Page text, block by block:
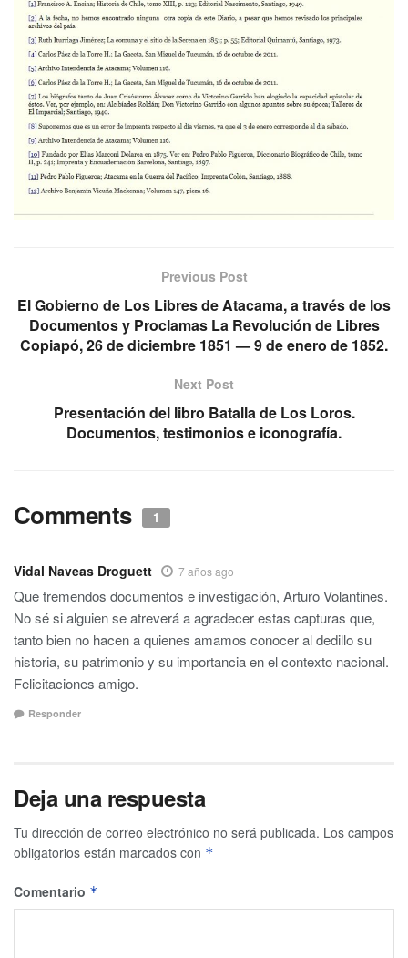
Previous Post
El Gobierno de Los Libres de Atacama, a través de los
Documentos y Proclamas La Revolución de Libres
Copiapó, 26 de diciembre 1851 — 9 de enero de 1852.
Next Post
Presentación del libro Batalla de Los Loros.
Documentos, testimonios e iconografía.
Comments 1
Vidal Naveas Droguett 7 años ago
Que tremendos documentos e investigación, Arturo Volantines.
No sé si alguien se atreverá a agradecer estas capturas que,
tanto bien no hacen a quienes amamos conocer al dedillo su
historia, su patrimonio y su importancia en el contexto nacional.
Felicitaciones amigo.
Responder
Deja una respuesta
Tu dirección de correo electrónico no será publicada. Los campos
obligatorios están marcados con *
Comentario *